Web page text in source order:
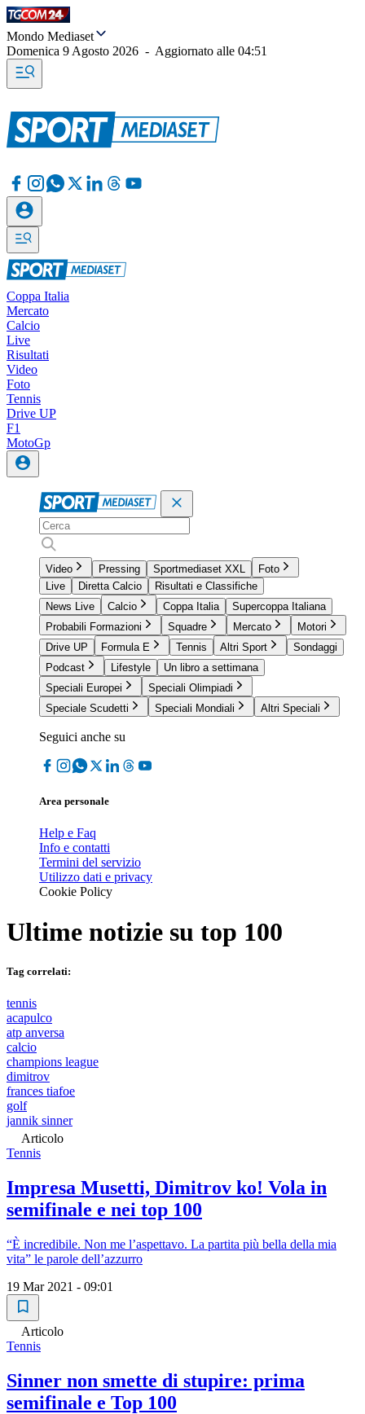
Mondo Mediaset
Domenica 9 Agosto 2026 - Aggiornato alle 04:51
Coppa Italia
Mercato
Calcio
Live
Risultati
Video
Foto
Tennis
Drive UP
F1
MotoGp
Video Pressing Sportmediaset XXL
Foto
Live
Diretta Calcio
Risultati e Classifiche
News Live
Calcio Coppa Italia
Supercoppa Italiana
Probabili Formazioni
Squadre Mercato
Motori
Drive UP
Formula E Tennis Altri Sport
Sondaggi
Podcast
Lifestyle
Un libro a settimana
Speciali Europei
Speciali Olimpiadi
Speciale Scudetti
Speciali Mondiali Altri Speciali
Seguici anche su
Area personale
Help e Faq
Info e contatti
Termini del servizio
Utilizzo dati e privacy
Cookie Policy
Ultime notizie su top 100
Tag correlati:
tennis
acapulco
atp anversa
calcio
champions league
dimitrov
frances tiafoe
golf
jannik sinner
Articolo
Tennis
Impresa Musetti, Dimitrov ko! Vola in
semifinale e nei top 100
“È incredibile. Non me l’aspettavo. La partita più bella della mia
vita” le parole dell’azzurro
19 Mar 2021 - 09:01
Articolo
Tennis
Sinner non smette di stupire: prima
semifinale e Top 100